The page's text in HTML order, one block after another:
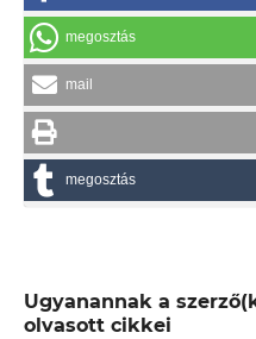
megosztás
mail
megosztás
Ugyanannak a
olvasott cikkei